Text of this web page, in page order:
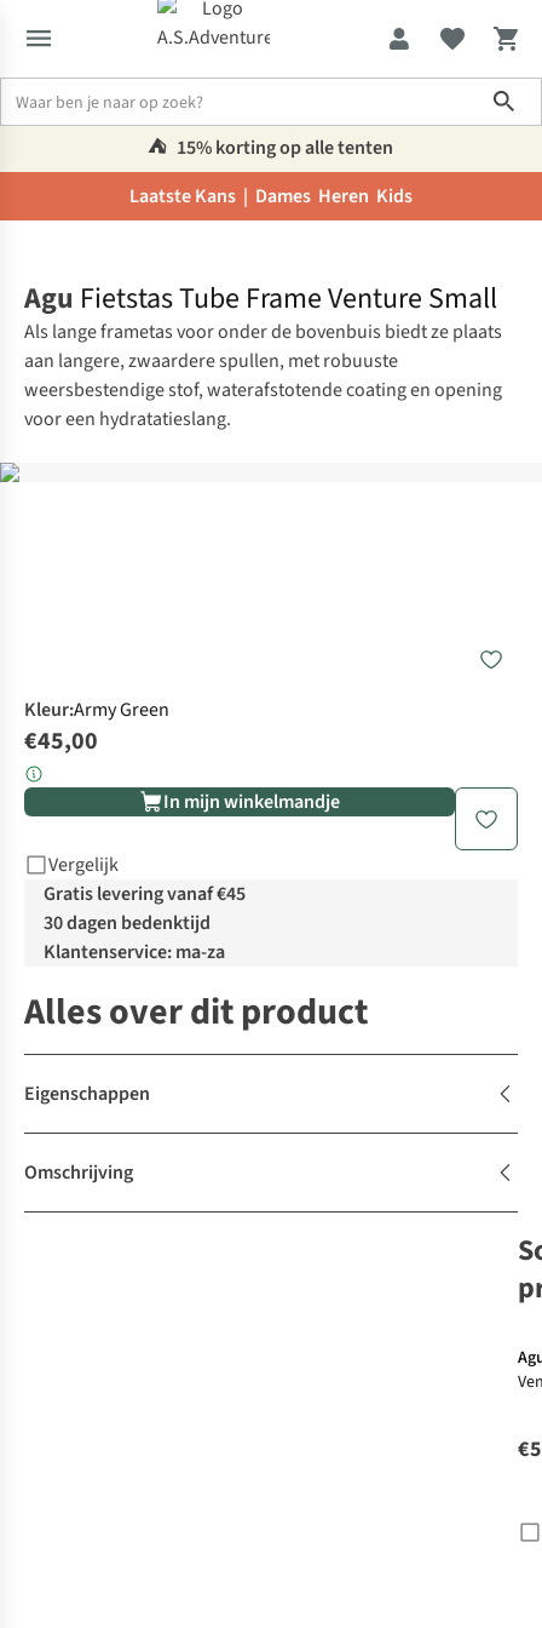
⛺️ 15% korting op alle tenten
Laatste Kans | Dames Heren Kids
Agu Fietstas Tube Frame Venture Small
Als lange frametas voor onder de bovenbuis biedt ze plaats
aan langere, zwaardere spullen, met robuuste
weersbestendige stof, waterafstotende coating en opening
voor een hydratatieslang.
Kleur:Army Green
€45,00
In mijn winkelmandje
Vergelijk
Gratis levering vanaf €45
30 dagen bedenktijd
Klantenservice: ma-za
Alles over dit product
Eigenschappen
Omschrijving